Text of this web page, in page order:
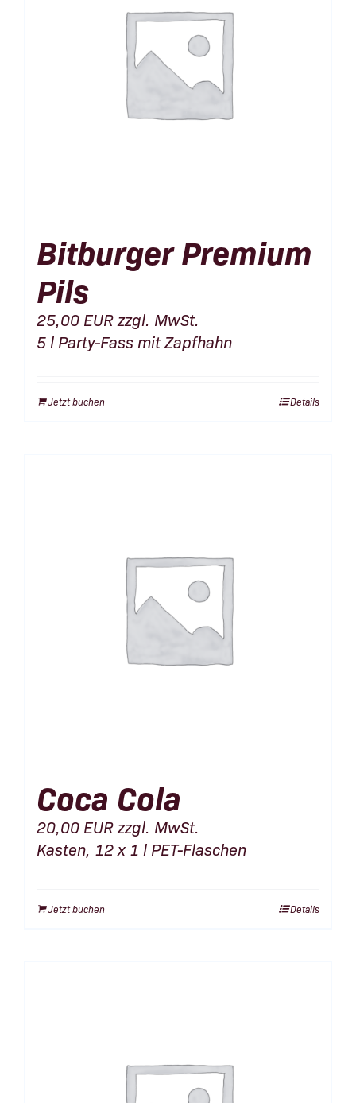
Bitburger Premium
Pils
25,00 EURzzgl. MwSt.
5 l Party-Fass mit Zapfhahn
Jetzt buchen Details
Coca Cola
20,00 EURzzgl. MwSt.
Kasten, 12 x 1 l PET-Flaschen
Jetzt buchen Details